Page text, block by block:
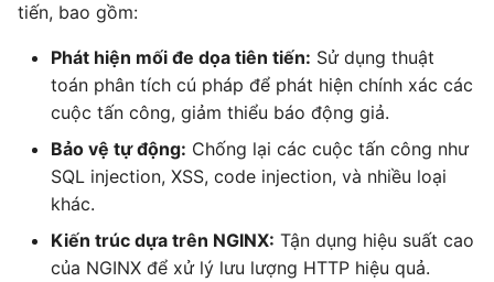
tiến, bao gồm:
Phát hiện mối đe dọa tiên tiến: Sử dụng thuật
toán phân tích cú pháp để phát hiện chính xác các
cuộc tấn công, giảm thiểu báo động giả.
Bảo vệ tự động: Chống lại các cuộc tấn công như
SQL injection, XSS, code injection, và nhiều loại
khác.
Kiến trúc dựa trên NGINX: Tận dụng hiệu suất cao
của NGINX để xử lý lưu lượng HTTP hiệu quả.